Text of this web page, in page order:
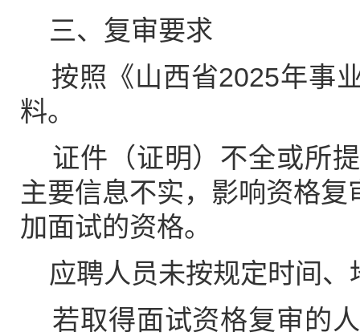
三、复审要求
按照《山西省2025年事
料。
证件（证明）不全或所
主要信息不实，影响资格
加面试的资格。
应聘人员未按规定时间、
若取得面试资格复审的